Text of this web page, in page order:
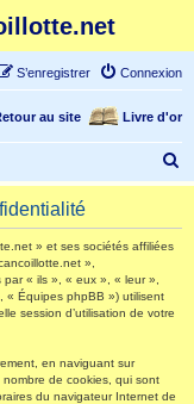
Connexion
S’enregistrer
Livre d'or
au site
e
» et ses sociétés affiliées
»,
« ils », « eux », « leur »,
« Équipes phpBB ») utilisent
session d’utilisation de votre
en naviguant sur
de cookies, qui sont
du navigateur Internet de